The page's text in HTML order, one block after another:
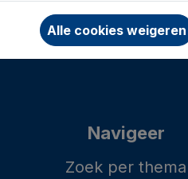
Navigeer
Zoek per thema
Alle cookies weigeren